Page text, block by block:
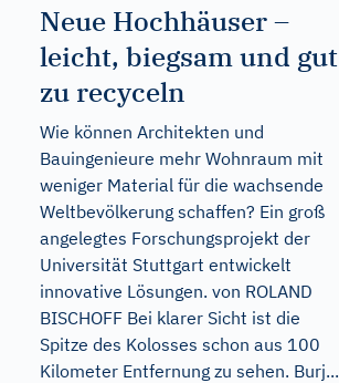
Neue Hochhäuser –
leicht, biegsam und gut
zu recyceln
Wie können Architekten und
Bauingenieure mehr Wohnraum mit
weniger Material für die wachsende
Weltbevölkerung schaffen? Ein groß
angelegtes Forschungsprojekt der
Universität Stuttgart entwickelt
innovative Lösungen. von ROLAND
BISCHOFF Bei klarer Sicht ist die
Spitze des Kolosses schon aus 100
Kilometer Entfernung zu sehen. Burj...